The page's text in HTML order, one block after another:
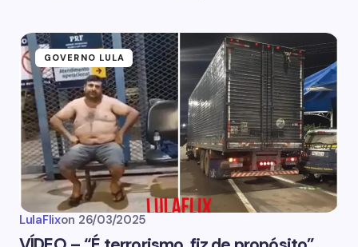
GOVERNO LULA
LulaFlixon 26/03/2025